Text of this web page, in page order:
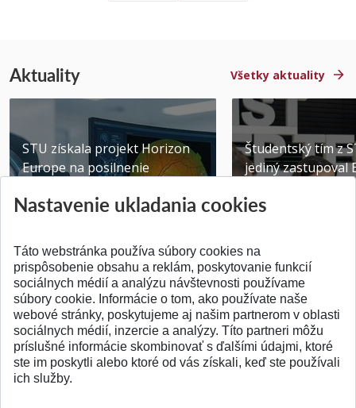
Aktuality Všetky aktuality
STU získala projekt Horizon
Europe na posilnenie
Publikované 31.07.2026
Študentský tím z
jediný zastupoval
Publikované
SPÄŤ NA VRCH
Nastavenie ukladania cookies
Táto webstránka používa súbory cookies na
prispôsobenie obsahu a reklám, poskytovanie funkcií
sociálnych médií a analýzu návštevnosti používame
súbory cookie. Informácie o tom, ako používate naše
webové stránky, poskytujeme aj našim partnerom v oblasti
sociálnych médií, inzercie a analýzy. Títo partneri môžu
príslušné informácie skombinovať s ďalšími údajmi, ktoré
ste im poskytli alebo ktoré od vás získali, keď ste používali
ich služby.